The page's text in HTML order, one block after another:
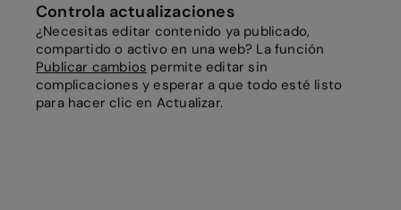
Controla actualizaciones
¿Necesitas editar contenido ya publicado,
compartido o activo en una web? La función
Publicar cambios permite editar sin
complicaciones y esperar a que todo esté listo
para hacer clic en Actualizar.